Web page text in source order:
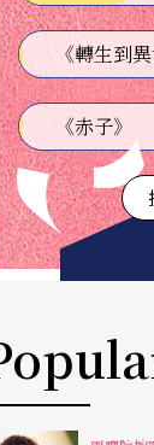
《赤子》